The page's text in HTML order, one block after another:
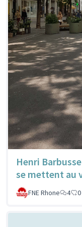
Henri
se mettent au
FNE Rhone
4 0